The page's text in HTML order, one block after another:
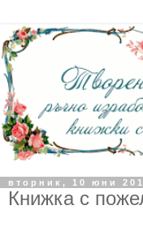
вторник, 10 юни
Книжка с